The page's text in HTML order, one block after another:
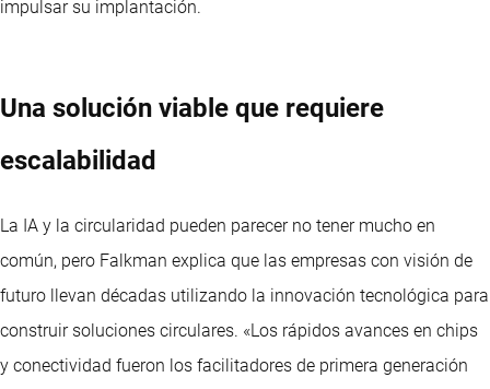
impulsar su implantación.
Una solución viable que requiere
escalabilidad
La IA y la circularidad pueden parecer no tener mucho en
común, pero Falkman explica que las empresas con visión de
futuro llevan décadas utilizando la innovación tecnológica para
construir soluciones circulares. «Los rápidos avances en chips
y conectividad fueron los facilitadores de primera generación